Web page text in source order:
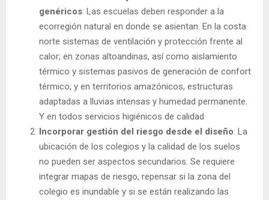
genéricos: Las escuelas deben responder a la
ecorregión natural en donde se asientan. En la costa
norte sistemas de ventilación y protección frente al
calor; en zonas altoandinas, así como aislamiento
térmico y sistemas pasivos de generación de confort
térmico; y en territorios amazónicos, estructuras
adaptadas a lluvias intensas y humedad permanente.
Y en todos servicios higiénicos de calidad
Incorporar gestión del riesgo desde el diseño: La
ubicación de los colegios y la calidad de los suelos
no pueden ser aspectos secundarios. Se requiere
integrar mapas de riesgo, repensar si la zona del
colegio es inundable y si se están realizando las